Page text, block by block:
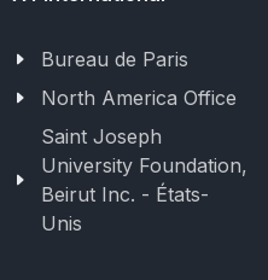
Bureau de Paris
North America Office
Saint Joseph
University Foundation,
Beirut Inc. - États-
Unis